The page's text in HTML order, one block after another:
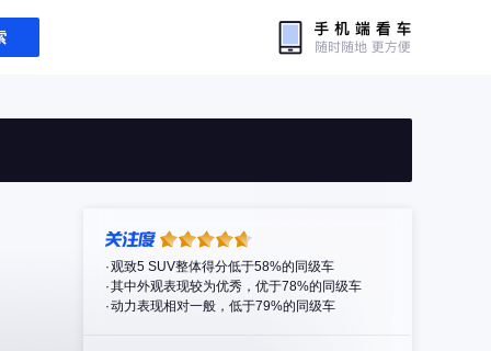
观致5 SUV整体得分低于58%的同级车
其中外观表现较为优秀，优于78%的同级车
动力表现相对一般，低于79%的同级车